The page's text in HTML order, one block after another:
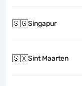
🇸🇬Singapur
🇸🇽Sint Maarten